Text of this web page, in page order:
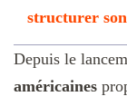
structurer son
Depuis le
américaines